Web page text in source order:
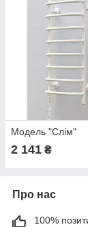
Модель "Слім"
2 141 ₴
Про нас
100%